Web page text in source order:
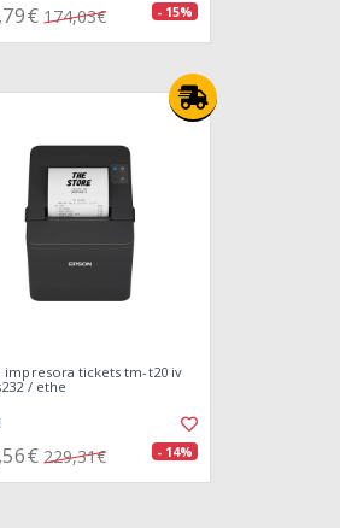
174,03€ - 15%
impresora tickets tm-t20 iv
/ ethe
229,31€ - 14%